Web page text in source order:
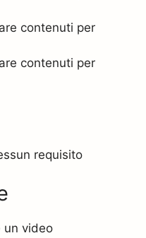
contenuti per
contenuti per
requisito
un video